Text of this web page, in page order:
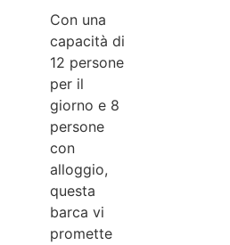
Con una
capacità di
12 persone
per il
giorno e 8
persone
con
alloggio,
questa
barca vi
promette